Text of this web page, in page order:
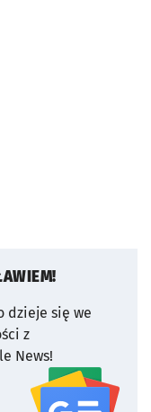
dzieje się we
z
News!